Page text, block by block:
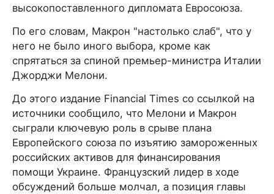
высокопоставленного дипломата Евросоюза.
По его словам, Макрон "настолько слаб", что у
него не было иного выбора, кроме как
спрятаться за спиной премьер-министра Италии
Джорджи Мелони.
До этого издание Financial Times со ссылкой на
источники сообщило, что Мелони и Макрон
сыграли ключевую роль в срыве плана
Европейского союза по изъятию замороженных
российских активов для финансирования
помощи Украине. Французский лидер в ходе
обсуждений больше молчал, а позиция главы